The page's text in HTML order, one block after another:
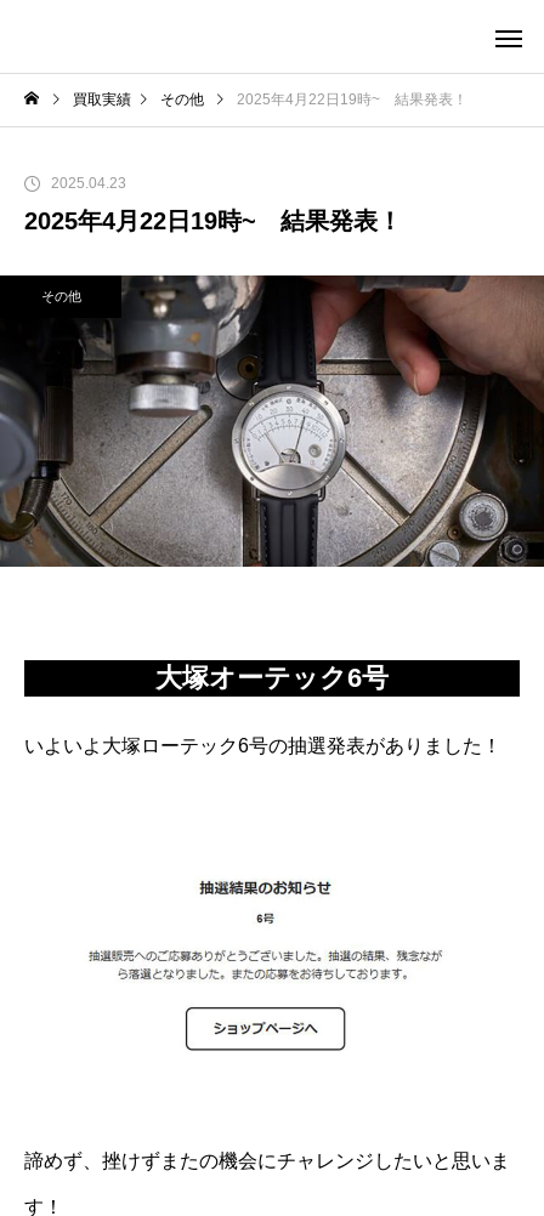
買取実績 その他 2025年4月22日19時~ 結果発表！
2025.04.23
2025年4月22日19時~ 結果発表！
その他
大塚オーテック6号
いよいよ大塚ローテック6号の抽選発表がありました！
諦めず、挫けずまたの機会にチャレンジしたいと思いま
す！